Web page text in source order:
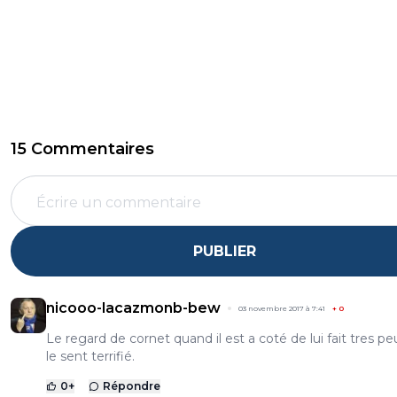
15 Commentaires
PUBLIER
nicooo-lacazmonb-bew 03 novembre 2017 à 7:41 + 0
Le regard de cornet quand il est a coté de lui fait tres
le sent terrifié.
0+ Répondre